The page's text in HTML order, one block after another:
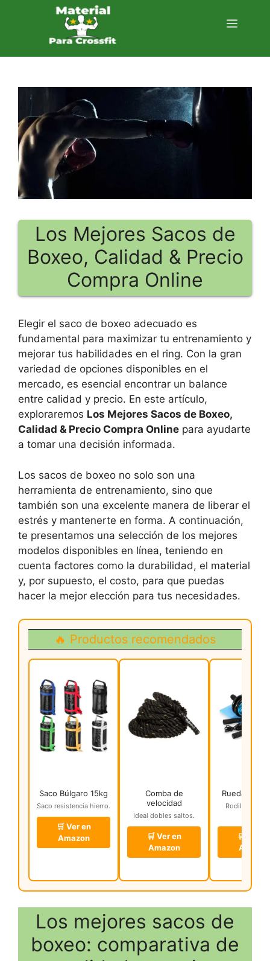
Menú
Los Mejores Sacos de
Boxeo, Calidad & Precio
Compra Online
Elegir el saco de boxeo adecuado es
fundamental para maximizar tu entrenamiento y
mejorar tus habilidades en el ring. Con la gran
variedad de opciones disponibles en el
mercado, es esencial encontrar un balance
entre calidad y precio. En este artículo,
exploraremos Los Mejores Sacos de Boxeo,
Calidad & Precio Compra Online para ayudarte
a tomar una decisión informada.
Los sacos de boxeo no solo son una
herramienta de entrenamiento, sino que
también son una excelente manera de liberar el
estrés y mantenerte en forma. A continuación,
te presentamos una selección de los mejores
modelos disponibles en línea, teniendo en
cuenta factores como la durabilidad, el material
y, por supuesto, el costo, para que puedas
hacer la mejor elección para tus necesidades.
🔥 Productos recomendados
Saco Búlgaro 15kg
Saco resistencia hierro.
🛒 Ver en
Amazon
Comba de
velocidad
Ideal dobles saltos.
🛒 Ver en
Amazon
Rueda
Rodillo 3 en 1
🛒 Ver
Amazon
Los mejores sacos de
boxeo: comparativa de